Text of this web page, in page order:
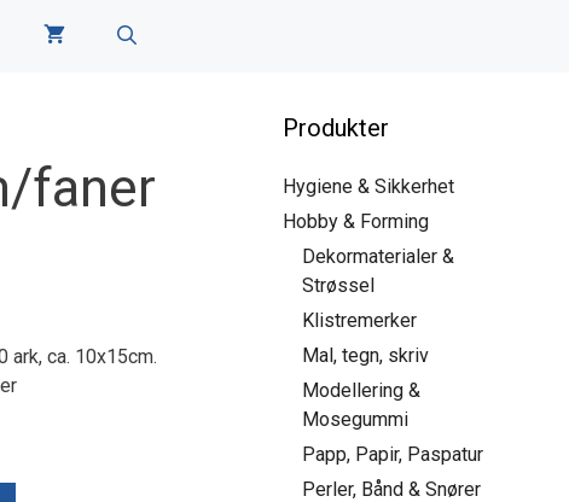
faner
ark, ca. 10x15cm.
Produkter
Hygiene & Sikkerhet
Hobby & Forming
Dekormaterialer &
Strøssel
Klistremerker
Mal, tegn, skriv
Modellering &
Mosegummi
Papp, Papir, Paspatur
Perler, Bånd & Snører